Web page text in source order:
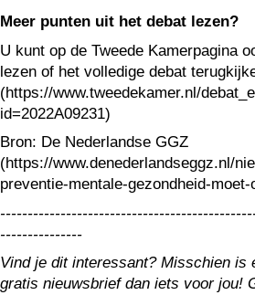
Meer punten uit het debat lezen?
U kunt op de Tweede Kamerpagina
lezen of het volledige debat
(https://www.tweedekamer.nl/
id=2022A09231)
Bron: De Nederlandse GGZ
(https://www.denederlandseggz.nl/
preventie-mentale-gezondheid-
---------------
Vind je dit interessant? Misschien is
gratis nieuwsbrief dan iets voor jou!